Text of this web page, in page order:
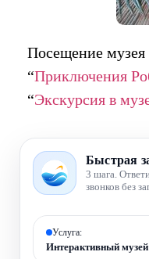
Посещение музея
“Приключения
“Экскурсия в
Быстрая
3 шага.
звонков без
Услуга:
Интерактивный